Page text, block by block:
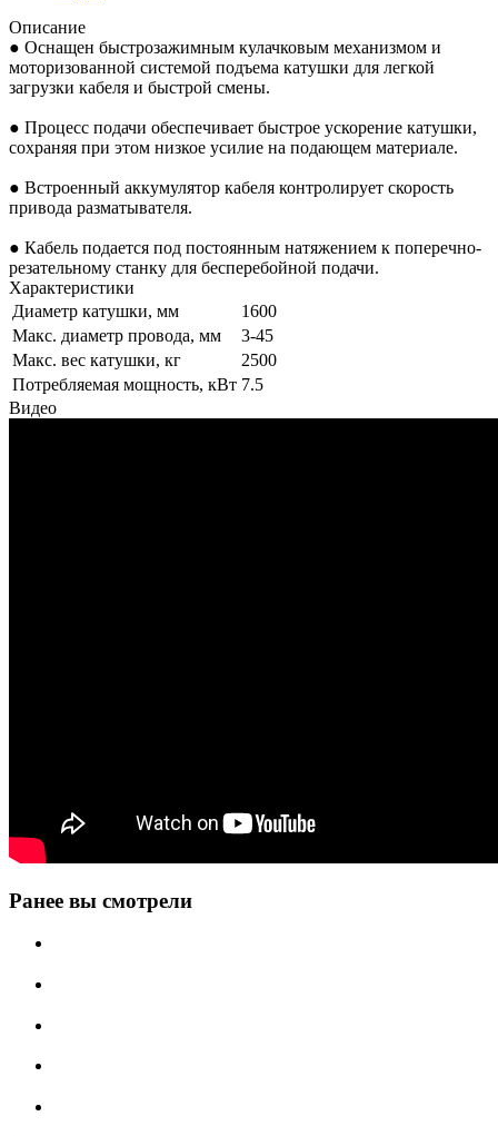
Описание
● Оснащен быстрозажимным кулачковым механизмом и
моторизованной системой подъема катушки для легкой
загрузки кабеля и быстрой смены.
● Процесс подачи обеспечивает быстрое ускорение катушки,
сохраняя при этом низкое усилие на подающем материале.
● Встроенный аккумулятор кабеля контролирует скорость
привода разматывателя.
● Кабель подается под постоянным натяжением к поперечно-
резательному станку для бесперебойной подачи.
Характеристики
Диаметр катушки, мм
1600
Макс. диаметр провода, мм
3-45
Макс. вес катушки, кг
2500
Потребляемая мощность, кВт 7.5
Видео
Ранее вы смотрели